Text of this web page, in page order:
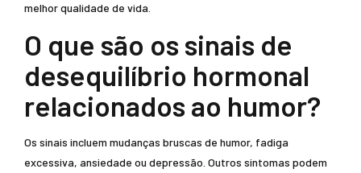
melhor qualidade de vida.
O que são os sinais de
desequilíbrio hormonal
relacionados ao humor?
Os sinais incluem mudanças bruscas de humor, fadiga
excessiva, ansiedade ou depressão. Outros sintomas podem